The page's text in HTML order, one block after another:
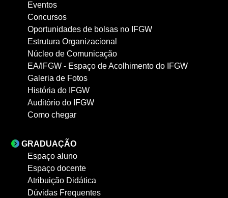
Eventos
Concursos
Oportunidades de bolsas no IFGW
Estrutura Organizacional
Núcleo de Comunicação
EA/IFGW - Espaço de Acolhimento do IFGW
Galeria de Fotos
História do IFGW
Auditório do IFGW
Como chegar
GRADUAÇÃO
Espaço aluno
Espaço docente
Atribuição Didática
Dúvidas Frequentes